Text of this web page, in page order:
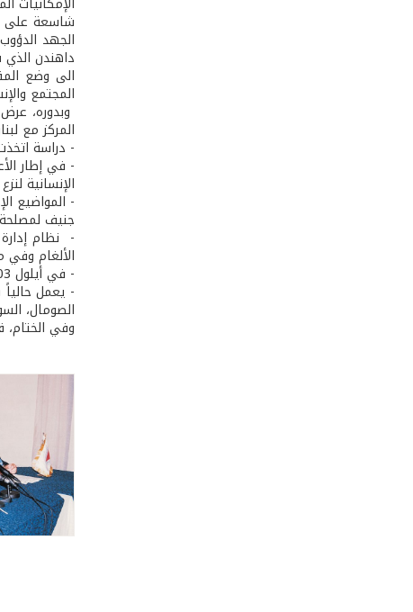
شاسعة على
الجهد
داهندن الذي
الى وضع
المجتمع
وبدوره،
المركز مع
­- دراسة
الإنسانية
- المواضيع
جنيف لمصلحة
الألغام وفي
­- في أيلول 2003، افتتح في بيروت مركز دعم إقليمي لنظام إدارة المعلومات للأعمال المتعلقة بالألغام للشرق الأوسط وشمال إفريقيا.
­- يعمل حالياً
الصومال،
وفي